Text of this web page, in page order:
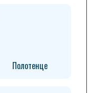
Полотенце